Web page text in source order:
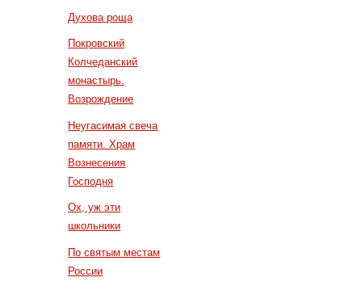
Духова роща
Покровский
Колчеданский
монастырь.
Возрождение
Неугасимая свеча
памяти. Храм
Вознесения
Господня
Ох, уж эти
школьники
По святым местам
России